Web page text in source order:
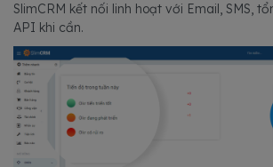
SlimCRM kết nối linh hoạt với Email, SMS,
API khi cần.